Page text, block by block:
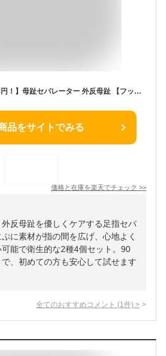
【SALE：1,480円→998円！】母趾セパレーター 外反母趾 【フットサロン監修】足指セパレーター 足指 足の指 広げる グッズ 足指 サポーター 母趾 母指 足指ストレッチ | ぷにぷに素材 | 水洗いOK | 2種類セット お得な4個入【90日間全額返金交換保証】
品をサイトでみる
価格と在庫を楽天でチェック >>
反母趾を優しくケアする足指セパ
に素材が指の間を広げ、心地よく
能で衛生的な2種4個セット。90
、初めての方も安心して試せます
全てのおすすめコメント (1 件) >